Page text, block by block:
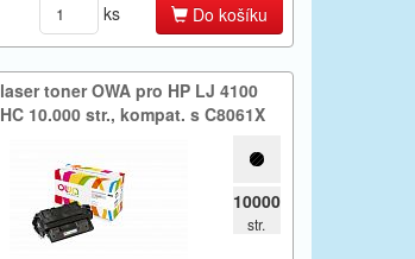
ks Do košíku
laser toner OWA pro HP LJ 4100
HC 10.​000 str.​,​ kompat.​ s C8061X
10000
str.